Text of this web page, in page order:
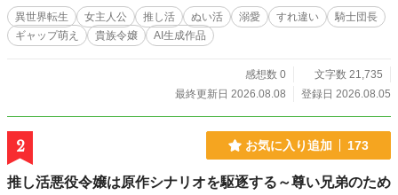
リゼットは街中でカイル本人と正面衝突。その拍子に、バッグからカイルそっく
りの人形が転がり落ちてしまい――。 「……これは、俺か?」 拾い上げたカイ
ルは困惑しながらも、持ち主を探し始める。正体を明かせない令嬢と、彼女を探
っていくカイルと、うっかり本人に見つかりそうになりながら店を切り盛りする
リゼットの、すれ違いラブコメディ、開幕。
異世界転生 女主人公 推し活 ぬい活 溺愛 すれ違い
騎士団長
ギャップ萌え
貴族令嬢 AI生成作品
感想数 0
文字数 21,735
最終更新日 2026.08.08
登録日 2026.08.05
2 お気に入り追加 173
推し活悪役令嬢は原作シナリオを駆逐する～尊い兄弟のため